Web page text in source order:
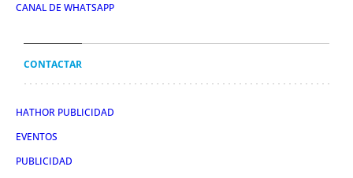
CANAL DE WHATSAPP
CONTACTAR
HATHOR PUBLICIDAD
EVENTOS
PUBLICIDAD